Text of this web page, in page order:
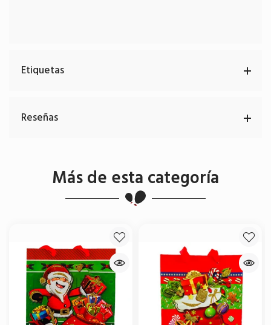
Etiquetas
Reseñas
Más de esta categoría